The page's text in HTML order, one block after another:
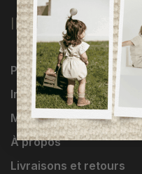
INFORMATIONS
Programme Loyauté
Influenceuses
Marques
À propos
Livraisons et retours